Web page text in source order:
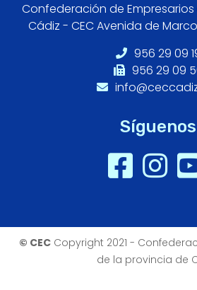
Confederación de
Cádiz - CEC Avenida de
956 29 09
956 29 09
Síguenos
© CECCopyright 2021 -
de la provincia de